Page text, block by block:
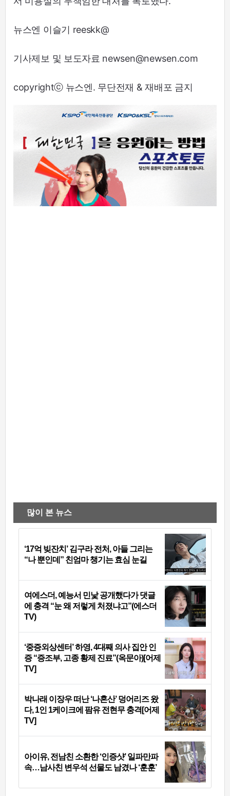
뉴스엔 이슬기 reeskk@
기사제보 및 보도자료 newsen@newsen.com
copyrightⓒ 뉴스엔. 무단전재 & 재배포 금지
많이 본 뉴스
‘17억 빚잔치’ 김구라 전처, 아들 그리는
“나 뿐인데” 친엄마 챙기는 효심 눈길
여에스더, 예능서 민낯 공개했다가 댓글
에 충격 “눈 왜 저렇게 처졌냐고”(에스더
TV)
‘중증외상센터’ 하영, 4대째 의사 집안 인
증 “증조부, 고종 황제 진료”(옥문아)[어제
TV]
박나래 이장우 떠난 ‘나혼산’ 덩어리즈 왔
다, 1인 1케이크에 팜유 전현무 충격[어제
TV]
아이유, 전남친 소환한 ‘인증샷’ 일파만파
속…남사친 변우석 선물도 남겼나 ‘훈훈’